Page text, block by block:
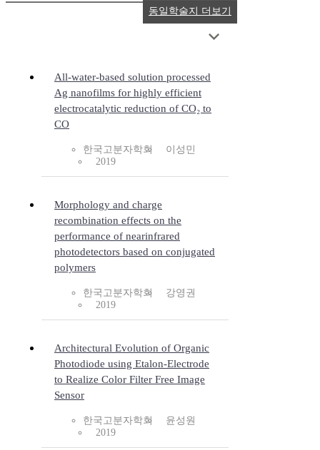
All-water-based solution processed
Ag nanofilms for highly efficient
electrocatalytic reduction of CO₂ to
CO
한국고분자학회
이성민
2019
Morphology and charge
recombination effects on the
performance of nearinfrared
photodetectors based on conjugated
polymers
한국고분자학회
강영권
2019
Architectural Evolution of Organic
Photodiode using Etalon-Electrode
to Realize Color Filter Free Image
Sensor
한국고분자학회
윤성원
2019
동일학술지 더보기